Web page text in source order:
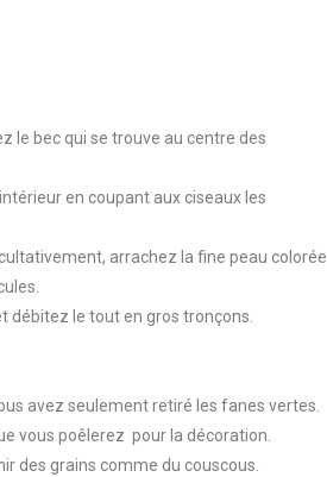
le bec qui se trouve au centre des
en coupant aux ciseaux les
arrachez la fine peau colorée
débitez le tout en gros tronçons.
avez seulement retiré les fanes vertes.
vous poêlerez pour la décoration.
des grains comme du couscous.